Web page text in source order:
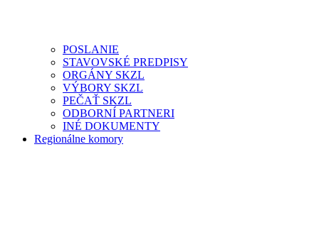
POSLANIE
STAVOVSKÉ PREDPISY
ORGÁNY SKZL
VÝBORY SKZL
PEČAŤ SKZL
ODBORNÍ PARTNERI
INÉ DOKUMENTY
Regionálne komory